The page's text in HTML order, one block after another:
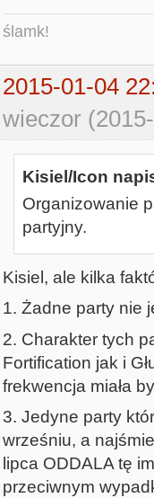
ślamk!
2015-01-04
wieczor
Kisiel/Icon
Organizowanie
partyjny.
Kisiel, ale kilka
1. Żadne party nie
2. Charakter tych
Fortification jak i
frekwencja miała
3. Jedyne party
wrześniu, a
lipca ODDALA tę
przeciwnym